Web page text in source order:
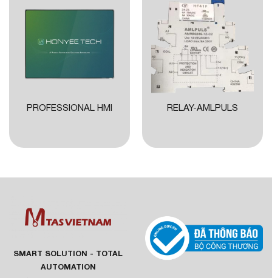
PROFESSIONAL HMI RELAY-AMLPULS
SMART SOLUTION - TOTAL
AUTOMATION